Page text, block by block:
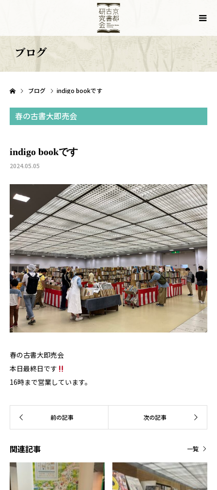
ブログ
ブログ indigo bookです
春の古書大即売会
indigo bookです
2024.05.05
春の古書大即売会
本日最終日です
16時まで営業しています。
関連記事 一覧